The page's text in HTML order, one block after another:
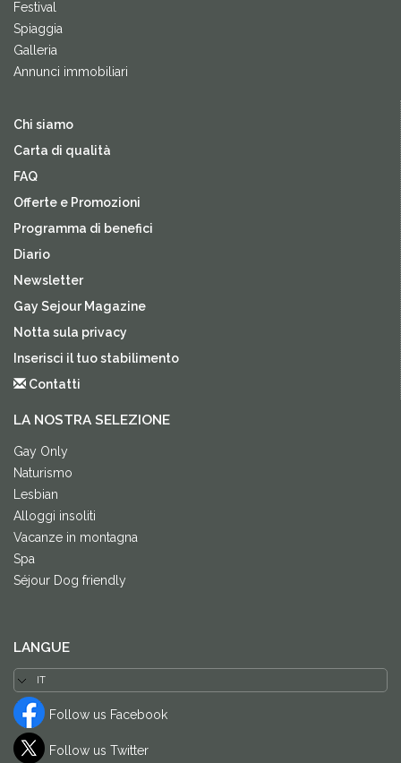
Festival
Spiaggia
Galleria
Annunci immobiliari
Chi siamo
Carta di qualità
FAQ
Offerte e Promozioni
Programma di benefici
Diario
Newsletter
Gay Sejour Magazine
Notta sula privacy
Inserisci il tuo stabilimento
Contatti
LA NOSTRA SELEZIONE
Gay Only
Naturismo
Lesbian
Alloggi insoliti
Vacanze in montagna
Spa
Séjour Dog friendly
LANGUE
Follow us Facebook
Follow us Twitter